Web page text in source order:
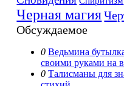
Черная магия
Обсуждаемое
0 Ведьмина
своими руками на
0 Талисманы для